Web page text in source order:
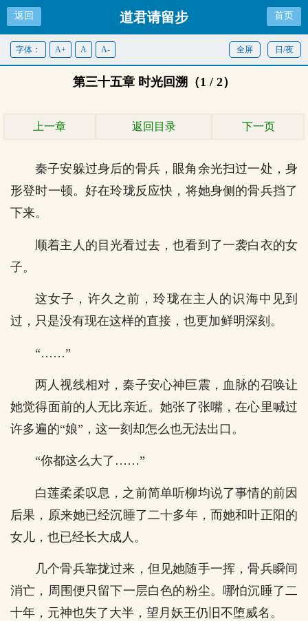
返回 道君请留步 首页
日/夜
全屏
字体： A+ A A-
第三十五章 时光回溯（1 / 2）
上一章 返回目录 下一页
秦子安躲过身后的骨兵，眼角余光扫过一处，身
形登时一顿。好在玲珑反应快，将她身侧的骨兵挡了
下来。
顺着主人的目光看过去，也看到了一袭白衣的女
子。
这女子，许久之前，玲珑在主人的识海中见到
过，只是没有现在这样的直接，也更加鲜明深刻。
“……”
两人视线相对，秦子安心神巨震，血脉的召唤让
她觉得面前的人无比亲近。她张了张嘴，在心里喊过
许多遍的“娘”，这一刻却怎么也无法出口。
“你都这么大了……”
白莲柔柔叹息，之前简单听柳均说了事情的前因
后果，原来她已经沉睡了二十多年，而她和叶正阳的
女儿，也已经长大成人。
几个骨兵靠拢过来，但见她随手一挥，骨兵瞬间
消亡，周围便只留下一层白色的粉尘。哪怕沉睡了二
十年，元神也失了大半，望月妖王仍旧不堕威名。